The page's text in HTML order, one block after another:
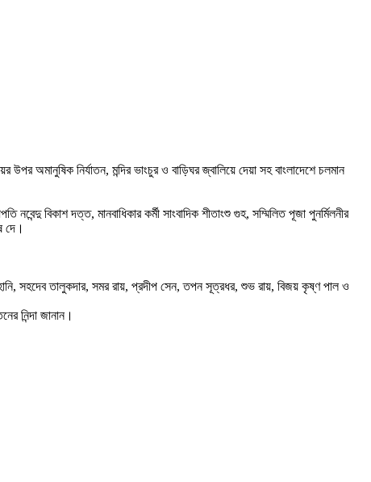
উপর অমানুষিক নির্যাতন, মন্দির ভাংচুর ও বাড়িঘর জ্বালিয়ে দেয়া সহ বাংলাদেশে চলমান
বিকাশ দত্ত, মানবাধিকার কর্মী সাংবাদিক শীতাংশু গুহ, সম্মিলিত পূজা পুনর্মিলনীর
দে।
সহদেব তালুকদার, সমর রায়, প্রদীপ সেন, তপন সূত্রধর, শুভ রায়, বিজয় কৃষ্ণ পাল ও
নিন্দা জানান।